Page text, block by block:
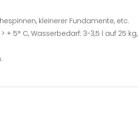
kleinerer Fundamente, etc.
5° C, Wasserbedarf: 3-3,5 l auf 25 kg,